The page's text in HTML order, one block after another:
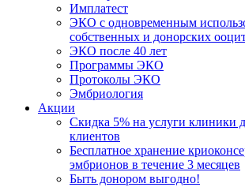
Имплатест
ЭКО с одновременным
собственных и донорских
ЭКО после 40 лет
Программы ЭКО
Протоколы ЭКО
Эмбриология
Акции
Скидка 5% на услуги клиники
клиентов
Бесплатное хранение
эмбрионов в течение 3 месяцев
Быть донором выгодно!